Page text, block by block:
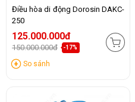
Điều hòa di động Dorosin DAKC-
250
125.000.000đ
150.000.000đ -17%
So sánh